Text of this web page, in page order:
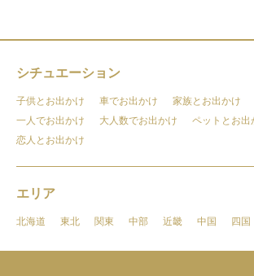
シチュエーション
子供とお出かけ 車でお出かけ 家族とお出かけ
一人でお出かけ
大人数でお出かけ
ペットとお出
恋人とお出かけ
エリア
北海道 東北 関東 中部 近畿 中国 四国